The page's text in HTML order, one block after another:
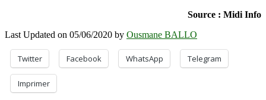
Source : Midi Info
Last Updated on 05/06/2020 by Ousmane BALLO
Twitter Facebook WhatsApp Telegram
Imprimer